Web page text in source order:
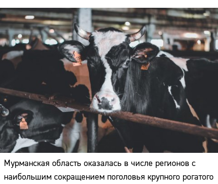
Мурманская область оказалась в числе регионов с
наибольшим сокращением поголовья крупного рогатого
Адрес:
Телефон: